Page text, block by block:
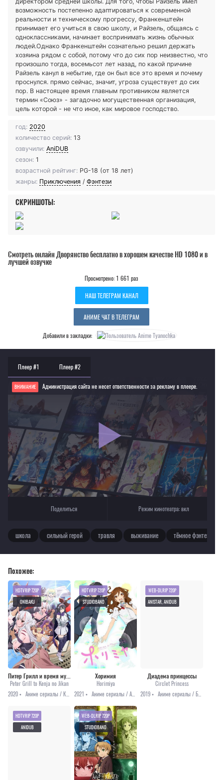
возможность постепенно адаптироваться к современной
реальности и техническому прогрессу, Франкенштейн
принимает его учиться в свою школу, и Райзель, общаясь с
одноклассниками, начинает воспринимать жизнь обычных
людей.Однако Франкенштейн сознательно решил держать
хозяина рядом с собой, потому что до сих пор неизвестно, что
произошло тогда, восемьсот лет назад, по какой причине
Райзель канул в небытие, где он был все это время и почему
проснулся. прямо сейчас, значит, угроза существует до сих
пор. В настоящее время главным противником является
термин «Союз» - загадочно могущественная организация,
цель которой - не что иное, как мировое господство.
год: 2020
количество серий: 13
озвучили: AniDUB
сезон: 1
возрастной рейтинг: PG-18 (от 18 лет)
жанры: Приключения / Фэнтези
СКРИНШОТЫ:
Смотреть онлайн Дворянство бесплатно в хорошем качестве HD 1080 и в
лучшей озвучке
Просмотрено: 1 661 раз
НАШ ТЕЛЕГРАМ КАНАЛ
АНИМЕ ЧАТ В ТЕЛЕГРАМ
Добавили в закладки:
Плеер #1 Плеер #2
ВНИМАНИЕ Администрация сайта не несет ответственности за рекламу в плеере.
Если видео не работает, обновите страницу или выберите другой плеер!
Для просмотра некоторых аниме необходимо установить VPN
Текущее воспроизведение：Дворянство
Поделиться Режим кинотеатра:вкл
школа сильный герой травля выживание тёмное фэнтези
Похожее:
Peter Grill to Kenja no Jikan
2020 •
HDTVRIP 720P
ONIBAKU
Хоримия
Horimiya
2021 •
HDTVRIP 720P
STUDIOBAND
Диадема принцессы
Circlet Princess
2019 •
WEB-DLRIP 720P
ANISTAR, ANIDUB
HDTVRIP 720P
ANIDUB
WEB-DLRIP 720P
STUDIOBAND